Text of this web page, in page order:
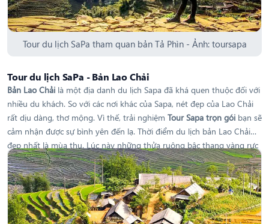
Tour du lịch SaPa tham quan bản Tả Phìn - Ảnh: toursapa
Tour du lịch SaPa - Bản Lao Chải
Bản Lao Chải là một địa danh du lịch Sapa đã khá quen thuộc đối với
nhiều du khách. So với các nơi khác của Sapa, nét đẹp của Lao Chải
rất dịu dàng, thơ mộng. Vì thế, trải nghiệm Tour Sapa trọn gói bạn sẽ
cảm nhận được sự bình yên đến lạ. Thời điểm du lịch bản Lao Chải
đẹp nhất là mùa thu. Lúc này những thửa ruộng bậc thang vàng rực
màu lúa chín, nhuốm màu cả một vùng không gian rộng lớn. Từ tiết
trời dễ chịu, đến màu lúa vàng kết hợp tạo nên tiếng gọi mới du
khách đến với bản Lao Chải.